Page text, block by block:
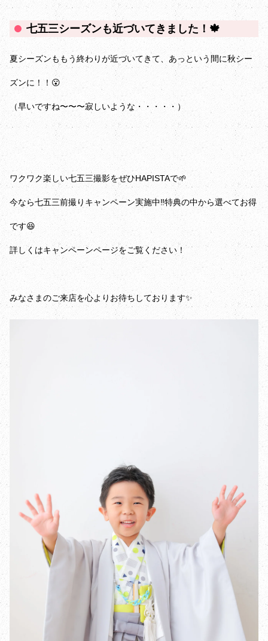
七五三シーズンも近づいてきました！🍁
夏シーズンももう終わりが近づいてきて、あっという間に秋シー
ズンに！！😮
（早いですね〜〜〜寂しいような・・・・・）
ワクワク楽しい七五三撮影をぜひHAPISTAで🌱
今なら七五三前撮りキャンペーン実施中‼特典の中から選べてお得
です😆
詳しくはキャンペーンページをご覧ください！
みなさまのご来店を心よりお待ちしております✨